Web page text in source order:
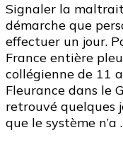
Signaler la
démarche que
effectuer un jour.
France entière
collégienne de 11
Fleurance dans le
retrouvé quelques
que le système n’a